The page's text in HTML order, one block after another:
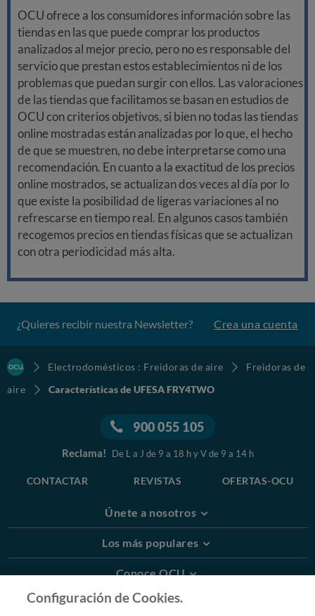
OCU ofrece a los consumidores información sobre las
tiendas en las que puede comprar los productos
analizados al mejor precio, pero no es responsable del
servicio que prestan estos establecimientos ni de los
problemas que puedan surgir con ellos. Las valoraciones
de las tiendas que facilitamos se basan en estudios de
OCU con criterios objetivos, si bien no todas las tiendas
online mostradas están analizadas por lo que, el hecho
de que se muestren, no debe interpretarse como una
recomendación. En cuanto a la exactitud de los precios
online mostrados, se actualizan dos veces al día por lo
que existe la posibilidad de ligeras variaciones al no
refrescarse en tiempo real. En algunos casos también
recogemos precios en tiendas físicas que se actualizan
con otra periodicidad más alta.
¿Quieres recibir nuestra Newsletter? Crea una cuenta
Electrodomésticos : Freidoras de aire
Freidoras de
aire
Características de UFESA FRY4TWO
900 055 105
Reclama! De L a J de 9 a 18 h y V de 9 a 14 h
CONTACTAR REVISTAS OFERTAS-OCU
Únete a nosotros
Los más populares
Conoce OCU
Más Información
Configuración de Cookies.